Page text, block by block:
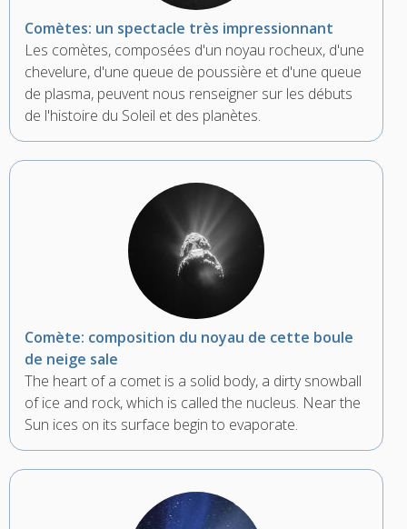
Comètes: un spectacle très impressionnant
Les comètes, composées d'un noyau rocheux, d'une
chevelure, d'une queue de poussière et d'une queue
de plasma, peuvent nous renseigner sur les débuts
de l'histoire du Soleil et des planètes.
Comète: composition du noyau de cette boule
de neige sale
The heart of a comet is a solid body, a dirty snowball
of ice and rock, which is called the nucleus. Near the
Sun ices on its surface begin to evaporate.